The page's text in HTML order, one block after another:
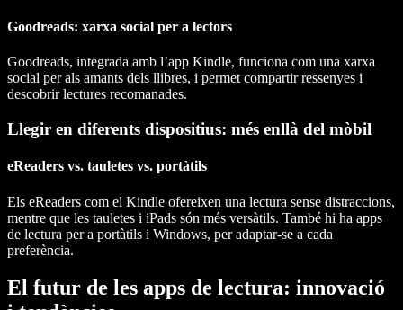
Goodreads: xarxa social per a lectors
Goodreads, integrada amb l’app Kindle, funciona com una xarxa
social per als amants dels llibres, i permet compartir ressenyes i
descobrir lectures recomanades.
Llegir en diferents dispositius: més enllà del mòbil
eReaders vs. tauletes vs. portàtils
Els eReaders com el Kindle ofereixen una lectura sense distraccions,
mentre que les tauletes i iPads són més versàtils. També hi ha apps
de lectura per a portàtils i Windows, per adaptar-se a cada
preferència.
El futur de les apps de lectura: innovació